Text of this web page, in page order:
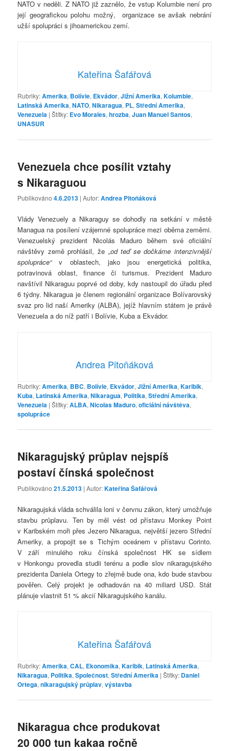
NATO v neděli. Z NATO již zaznělo, že vstup Kolumbie není pro
její geografickou polohu možný, organizace se avšak nebrání
užší spolupráci s jihoamerickou zemí.
Kateřina Šafářová
Rubriky:Amerika, Bolívie, Ekvádor,Jižní Amerika,Kolumbie,
Latinská Amerika,NATO,Nikaragua, PL,Střední Amerika,
Venezuela |Štítky: Evo Morales,hrozba,Juan Manuel Santos,
UNASUR
Venezuela chce posílit vztahy
s Nikaraguou
Publikováno4.6.2013 | Autor:Andrea Pitoňáková
Vlády Venezuely a Nikaraguy se dohodly na setkání v městě
Managua na posílení vzájemné spolupráce mezi oběma zeměmi.
Venezuelský prezident Nicolás Maduro během své oficiální
návštěvy země prohlásil, že „od teď se dočkáme intenzivnější
spolupráce“v oblastech, jako jsou energetická politika,
potravinová oblast, finance či turismus. Prezident Maduro
navštívil Nikaraguu poprvé od doby, kdy nastoupil do úřadu před
6 týdny. Nikaragua je členem regionální organizace Bolívarovský
svaz pro lid naší Ameriky (ALBA), jejíž hlavním státem je právě
Venezuela a do níž patří i Bolívie, Kuba a Ekvádor.
Andrea Pitoňáková
Rubriky:Amerika, BBC, Bolívie, Ekvádor,Jižní Amerika,Karibik,
Kuba, Latinská Amerika,Nikaragua, Politika,Střední Amerika,
Venezuela |Štítky:ALBA,Nicolas Maduro,oficiální návštěva,
spolupráce
Nikaragujský průplav nejspíš
postaví čínská společnost
Publikováno21.5.2013 | Autor:Kateřina Šafářová
Nikaragujská vláda schválila loni v červnu zákon, který umožňuje
stavbu průplavu. Ten by měl vést od přístavu Monkey Point
v Karibském moři přes Jezero Nikaragua, největší jezero Střední
Ameriky, a propojit se s Tichým oceánem v přístavu Corinto.
V září minulého roku čínská společnost HK se sídlem
v Honkongu provedla studii terénu a podle slov nikaragujského
prezidenta Daniela Ortegy to zřejmě bude ona, kdo bude stavbou
pověřen. Celý projekt je odhadován na 40 miliard USD. Stát
plánuje vlastnit 51 % akcií Nikaragujského kanálu.
Kateřina Šafářová
Rubriky:Amerika,CAL, Ekonomika,Karibik, Latinská Amerika,
Nikaragua, Politika,Společnost,Střední Amerika |Štítky: Daniel
Ortega,nikaragujský průplav,výstavba
Nikaragua chce produkovat
20 000 tun kakaa ročně